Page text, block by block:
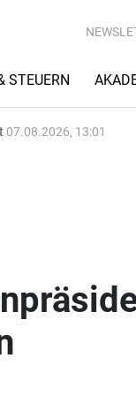
STEUERN
07.08.2026, 13:01